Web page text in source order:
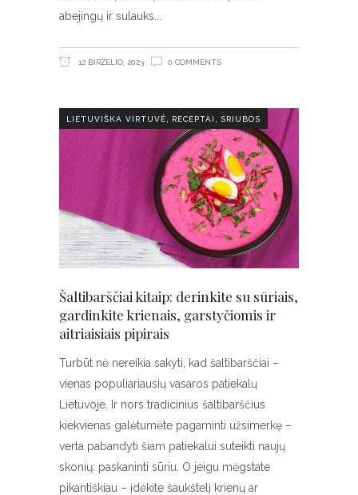
abejingų ir sulauks
12 BIRŽELIO, 2023 0 COMMENTS
LIETUVIŠKA VIRTUVĖ, RECEPTAI , SRIUBOS
Šaltibarščiai kitaip: derinkite su sūriais,
gardinkite krienais, garstyčiomis ir
aitriaisiais pipirais
Turbūt nė nereikia sakyti, kad šaltibarščiai –
vienas populiariausių vasaros patiekalų
Lietuvoje. Ir nors tradicinius šaltibarščius
kiekvienas galėtumėte pagaminti užsimerkę –
verta pabandyti šiam patiekalui suteikti naujų
skonių: paskaninti sūriu. O jeigu mėgstate
pikantiškiau – įdėkite šaukštelį krienų ar